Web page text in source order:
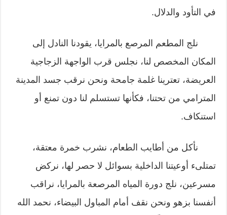
في التأود والدلال.
نلج المطعم المرصع بالمرايا، يقودنا النادل إلى
المكان المخصص لنا، نجلس قرب الواجهة الزجاجية
العريضة، تعترينا غلمة جامحة ونحن نرقب جسد المدينة
المترامي من تحتنا، فكأنها تستسلم لنا دون تمنع أو
استنكاف.
نأكل من أطايب الطعام، نشرب خمرة معتقة،
تمتلىء أوعيتنا الداخلية بسوائل لا حصر لها، نركض
مسرعين، نلج دورة المياه المرصعة بالمرايا، نراقب
أنفسنا بزهو ونحن نقف أمام المباول البيضاء، نحمد الله